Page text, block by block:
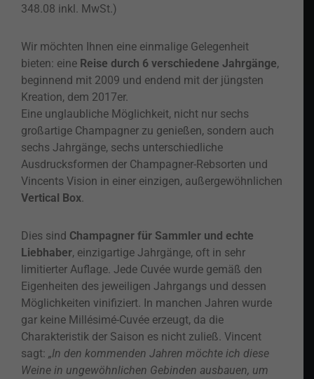
348.08 inkl. MwSt.)
Wir möchten Ihnen eine einmalige Gelegenheit
bieten: eine Reise durch 6 verschiedene Jahrgänge,
beginnend mit 2009 und endend mit der jüngsten
Kreation, dem 2017er.
Eine unglaubliche Möglichkeit, nicht nur sechs
großartige Champagner zu genießen, sondern auch
sechs Jahrgänge, sechs unterschiedliche
Ausdrucksformen der Champagner-Rebsorten und
Vincents Vision in einer einzigen, außergewöhnlichen
Vertical Box.
Dies sind Champagner für Sammler und echte
Liebhaber, einzigartige Jahrgänge, oft in sehr
limitierter Auflage. Jede Cuvée wurde gemäß den
Eigenheiten des jeweiligen Jahrgangs und dessen
Möglichkeiten vinifiziert. In manchen Jahren wurde
gar keine Millésimé-Cuvée erzeugt, da die
Charakteristik der Saison es nicht zuließ. Vincent
sagt: „In den kommenden Jahren möchte ich diese
Weine in ungewöhnlichen Gebinden ausbauen, um